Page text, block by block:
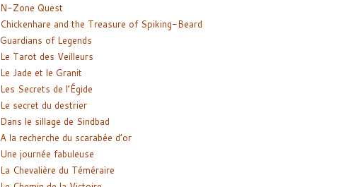
N-Zone Quest
Chickenhare and the Treasure of Spiking-Beard
Guardians of Legends
Le Tarot des Veilleurs
Le Jade et le Granit
Les Secrets de l’Égide
Le secret du destrier
Dans le sillage de Sindbad
A la recherche du scarabée d’or
Une journée fabuleuse
La Chevalière du Téméraire